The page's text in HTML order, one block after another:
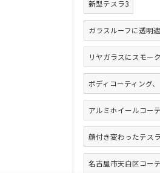
新型テスラ3
ガラスルーフに透明
リヤガラスにスモー
ボディコーティング
アルミホイールコー
顔付き変わったテス
名古屋市天白区コー